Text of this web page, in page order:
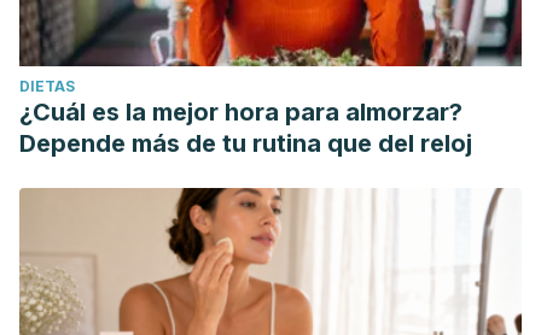
DIETAS
¿Cuál es la mejor hora para almorzar?
Depende más de tu rutina que del reloj